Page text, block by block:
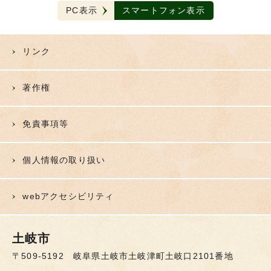
PC表示 スマートフォン表示
リンク
著作権
免責事項等
個人情報の取り扱い
webアクセシビリティ
土岐市
〒509-5192 岐阜県土岐市土岐津町土岐口2101番地